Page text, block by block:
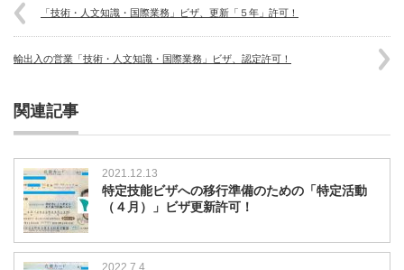
「技術・人文知識・国際業務」ビザ、更新「５年」許可！
輸出入の営業「技術・人文知識・国際業務」ビザ、認定許可！
関連記事
2021.12.13
特定技能ビザへの移行準備のための「特定活動
（４月）」ビザ更新許可！
2022.7.4